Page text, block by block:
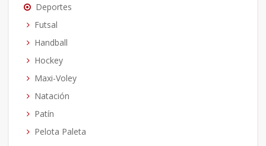
Deportes
Futsal
Handball
Hockey
Maxi-Voley
Natación
Patín
Pelota Paleta